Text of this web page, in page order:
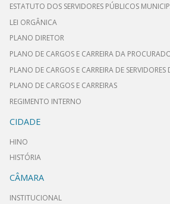
ESTATUTO DOS SERVIDORES PÚBLICOS
LEI ORGÂNICA
PLANO DIRETOR
PLANO DE CARGOS E CARREIRA DA
PLANO DE CARGOS E CARREIRA DE SERVIDORES
PLANO DE CARGOS E CARREIRAS
REGIMENTO INTERNO
CIDADE
HINO
HISTÓRIA
CÂMARA
INSTITUCIONAL